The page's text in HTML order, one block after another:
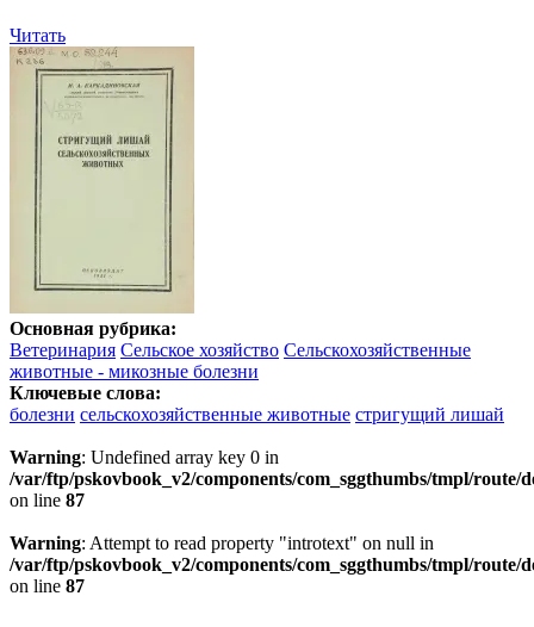
Читать
Основная рубрика:
Ветеринария Сельское хозяйство Сельскохозяйственные
животные - микозные болезни
Ключевые слова:
болезни сельскохозяйственные животные стригущий лишай
Warning: Undefined array key 0 in
/var/ftp/pskovbook_v2/components/com_sggthumbs/tmpl/route/
on line 87
Warning: Attempt to read property "introtext" on null in
/var/ftp/pskovbook_v2/components/com_sggthumbs/tmpl/route/
on line 87